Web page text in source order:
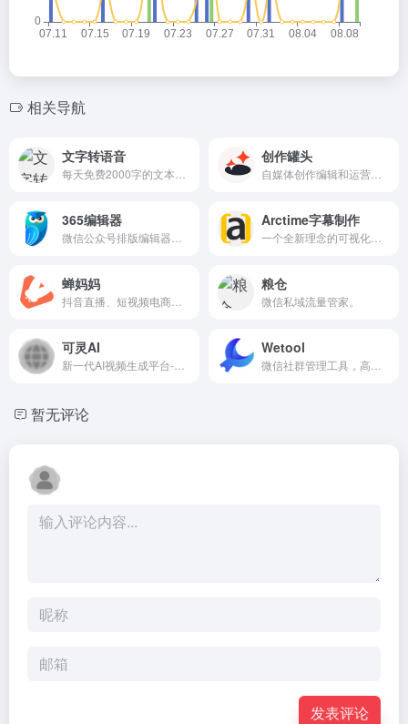
相关导航
文字转语音 创作罐头
365编辑器 Arctime字幕制作
蝉妈妈 粮仓
微信私域流量管家。
可灵AI Wetool
暂无评论
发表评论